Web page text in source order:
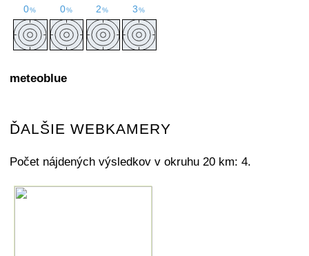
meteoblue
ĎALŠIE WEBKAMERY
Počet nájdených výsledkov v okruhu 20 km: 4.